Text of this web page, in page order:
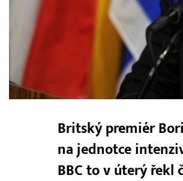
Britský premiér
na jednotce
BBC to v úterý řekl